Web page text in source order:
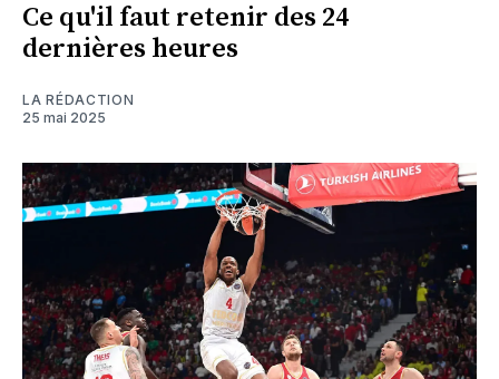
Ce qu'il faut retenir des 24
dernières heures
LA RÉDACTION
25 mai 2025